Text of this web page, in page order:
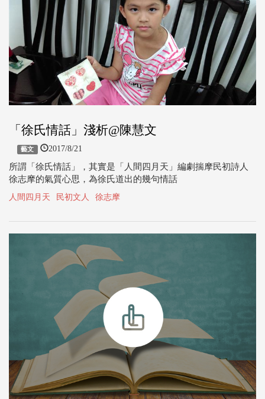
「徐氏情話」淺析@陳慧文
藝文 2017/8/21
所謂「徐氏情話」，其實是「人間四月天」編劇揣摩民初詩人
徐志摩的氣質心思，為徐氏道出的幾句情話
人間四月天 民初文人 徐志摩